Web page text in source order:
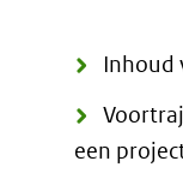
Inhoud
een